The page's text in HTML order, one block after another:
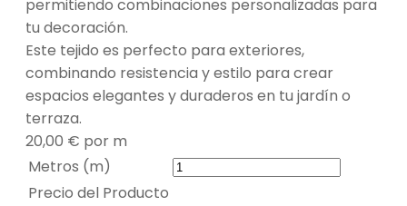
permitiendo combinaciones personalizadas para
tu decoración.
Este tejido es perfecto para exteriores,
combinando resistencia y estilo para crear
espacios elegantes y duraderos en tu jardín o
terraza.
20,00 € por m
Metros (m)
Precio del Producto